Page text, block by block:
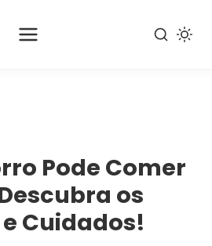
Pode Comer
os
Cuidados!